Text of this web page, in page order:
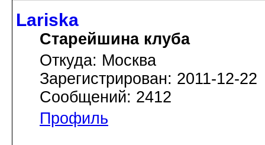
Lariska
Старейшина клуба
Откуда: Москва
Зарегистрирован: 2011-12-22
Сообщений: 2412
Профиль